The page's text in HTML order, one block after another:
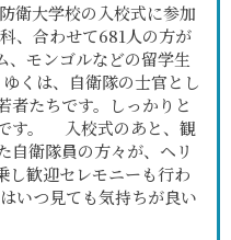
衛大学校の入校式に参加
、合わせて681人の方が
、モンゴルなどの留学生
くは、自衛隊の士官とし
者たちです。しっかりと
す。 入校式のあと、観
自衛隊員の方々が、ヘリ
し歓迎セレモニーも行わ
いつ見ても気持ちが良い